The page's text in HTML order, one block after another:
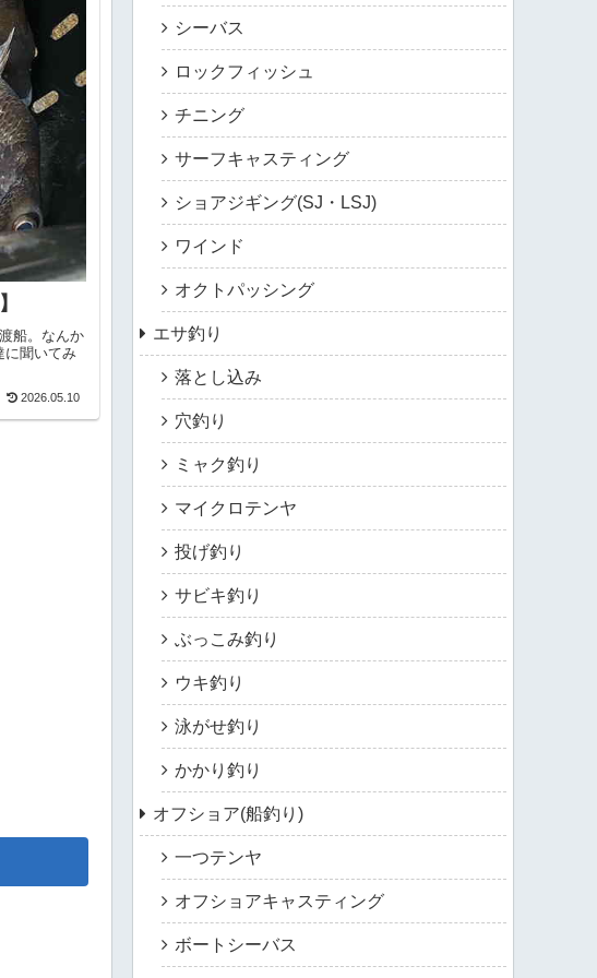
船。なんか
に聞いてみ
2026.05.10
シーバス
ロックフィッシュ
チニング
サーフキャスティング
ショアジギング(SJ・LSJ)
ワインド
オクトパッシング
エサ釣り
落とし込み
穴釣り
ミャク釣り
マイクロテンヤ
投げ釣り
サビキ釣り
ぶっこみ釣り
ウキ釣り
泳がせ釣り
かかり釣り
オフショア(船釣り)
一つテンヤ
オフショアキャスティング
ボートシーバス